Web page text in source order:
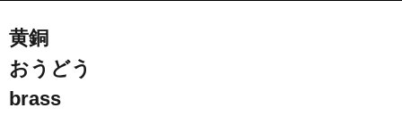
黄銅
おうどう
brass